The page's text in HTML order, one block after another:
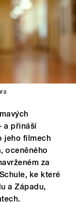
a přináší
jeho filmech
oceněného
za
ke které
a Západu,